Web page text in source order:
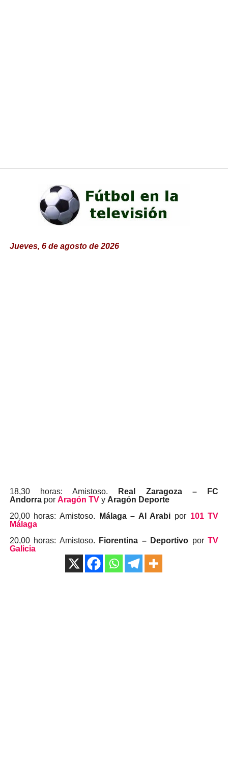
Jueves, 6 de agosto de 2026
18,30 horas: Amistoso.
Real Zaragoza – FC
Andorra por Aragón TV y Aragón Deporte
20,00 horas: Amistoso.
Málaga – Al Arabi por 101 TV
Málaga
20,00 horas: Amistoso.
Fiorentina – Deportivo porTV
Galicia